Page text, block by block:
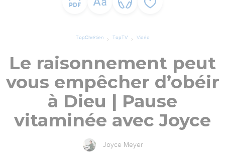
TopChrétien TopTV Vidéo
Le raisonnement peut
vous empêcher d’obéir
à Dieu | Pause
vitaminée avec Joyce
Joyce Meyer